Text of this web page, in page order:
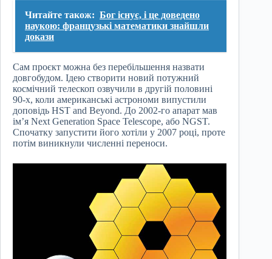
Читайте також: Бог існує, і це доведено
наукою: французькі математики знайшли
докази
Сам проєкт можна без перебільшення назвати
довгобудом. Ідею створити новий потужний
космічний телескоп озвучили в другій половині
90-х, коли американські астрономи випустили
доповідь HST and Beyond. До 2002-го апарат мав
ім’я Next Generation Space Telescope, або NGST.
Спочатку запустити його хотіли у 2007 році, проте
потім виникнули численні переноси.